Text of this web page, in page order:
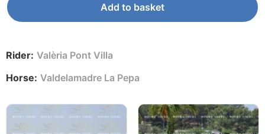
Add to basket
Rider: Valèria Pont Villa
Horse: Valdelamadre La Pepa